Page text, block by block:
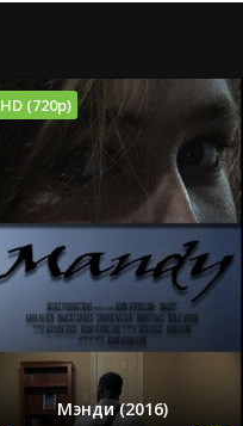
HD (720p)
Мэнди (2016)